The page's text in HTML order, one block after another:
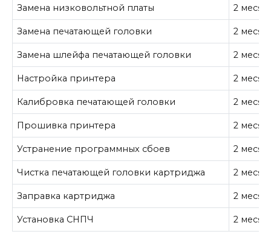
Замена низковольтной платы 2
Замена печатающей головки 2
Замена шлейфа печатающей головки 2
Настройка принтера 2
Калибровка печатающей головки 2
Прошивка принтера 2
Устранение программных сбоев 2
Чистка печатающей головки картриджа 2
Заправка картриджа 2
Установка СНПЧ 2